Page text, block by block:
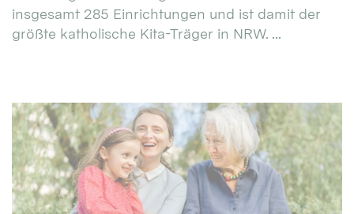
insgesamt 285 Einrichtungen und ist damit der
größte katholische Kita-Träger in NRW. ...